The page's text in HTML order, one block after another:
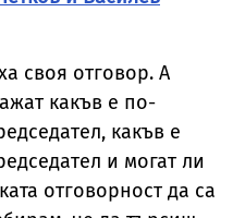
своя отговор. А
какъв е по-
какъв е
и могат ли
отговорност да са